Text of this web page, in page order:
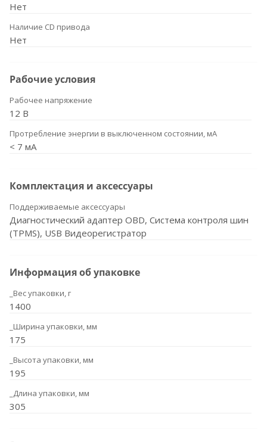
Нет
Наличие CD привода
Нет
Рабочие условия
Рабочее напряжение
12 В
Протребление энергии в выключенном состоянии, мА
< 7 мА
Комплектация и аксессуары
Поддерживаемые аксессуары
Диагностический адаптер OBD, Система контроля шин
(TPMS), USB Видеорегистратор
Информация об упаковке
_Вес упаковки, г
1400
_Ширина упаковки, мм
175
_Высота упаковки, мм
195
_Длина упаковки, мм
305